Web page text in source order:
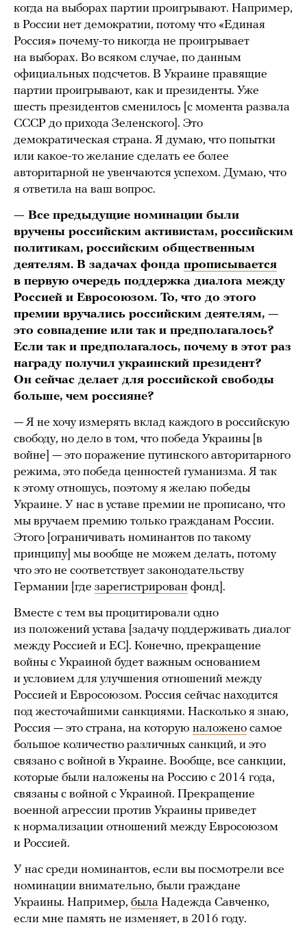
когда на выборах партии проигрывают. Например,
в России нет демократии, потому что «Единая
Россия» почему-то никогда не проигрывает
на выборах. Во всяком случае, по данным
официальных подсчетов. В Украине правящие
партии проигрывают, как и президенты. Уже
шесть президентов сменилось [с момента развала
СССР до прихода Зеленского]. Это
демократическая страна. Я думаю, что попытки
или какое-то желание сделать ее более
авторитарной не увенчаются успехом. Думаю, что
я ответила на ваш вопрос.
— Все предыдущие номинации были
вручены российским активистам, российским
политикам, российским общественным
деятелям. В задачах фонда прописывается
в первую очередь поддержка диалога между
Россией и Евросоюзом. То, что до этого
премии вручались российским деятелям, —
это совпадение или так и предполагалось?
Если так и предполагалось, почему в этот раз
награду получил украинский президент?
Он сейчас делает для российской свободы
больше, чем россияне?
— Я не хочу измерять вклад каждого в российскую
свободу, но дело в том, что победа Украины [в
войне] — это поражение путинского авторитарного
режима, это победа ценностей гуманизма. Я так
к этому отношусь, поэтому я желаю победы
Украине. У нас в уставе премии не прописано, что
мы вручаем премию только гражданам России.
Этого [ограничивать номинантов по такому
принципу] мы вообще не можем делать, потому
что это не соответствует законодательству
Германии [где зарегистрирован фонд].
Вместе с тем вы процитировали одно
из положений устава [задачу поддерживать диалог
между Россией и ЕС]. Конечно, прекращение
войны с Украиной будет важным основанием
и условием для улучшения отношений между
Россией и Евросоюзом. Россия сейчас находится
под жесточайшими санкциями. Насколько я знаю,
Россия — это страна, на которую наложено самое
большое количество различных санкций, и это
связано с войной в Украине. Вообще, все санкции,
которые были наложены на Россию с 2014 года,
связаны с войной с Украиной. Прекращение
военной агрессии против Украины приведет
к нормализации отношений между Евросоюзом
и Россией.
У нас среди номинантов, если вы посмотрели все
номинации внимательно, были граждане
Украины. Например, была Надежда Савченко,
если мне память не изменяет, в 2016 году.